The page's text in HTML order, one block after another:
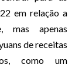
em relação a
mas apenas
de receitas
como um